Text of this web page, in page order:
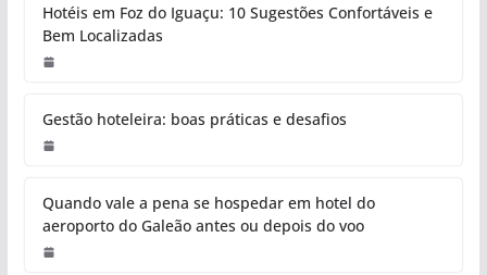
Hotéis em Foz do Iguaçu: 10 Sugestões Confortáveis e
Bem Localizadas
Gestão hoteleira: boas práticas e desafios
Quando vale a pena se hospedar em hotel do
aeroporto do Galeão antes ou depois do voo